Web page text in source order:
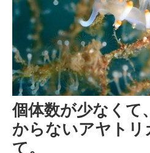
個体数が少なくて
からないアヤト
て。